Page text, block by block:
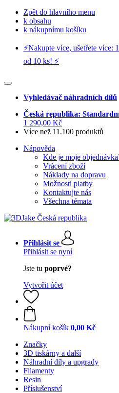
Zpět do hlavního menu
k obsahu
k nákupnímu košíku
⚡️Nakupte více, ušetřete více:
od 10 ks! ⚡️
Vyhledávač náhradních dílů
Česká republika:
1 290,00 Kč
Více než 11.100 produktů
Nápověda
Kde je moje
Vrácení zboží
Náklady na dopravu
Možnosti platby
Kontaktujte nás
Všechna témata
Přihlásit se
Přihlásit se nyní
Jste tu poprvé?
Vytvořit účet
Nákupní košík 0,00 Kč
Značky
3D tiskárny a další
Náhradní díly a upgrady
Filamenty
Resin
Příslušenství